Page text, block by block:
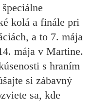
kolá a finále pri
a to 7. mája
mája v Martine.
s hraním
si zábavný
sa, kde